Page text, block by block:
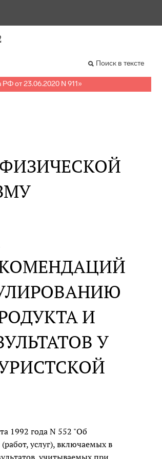
Поиск в тексте
от 23.06.2020 N 911»
И
У
1992 года N 552 "Об
услуг), включаемых в
учитываемых при